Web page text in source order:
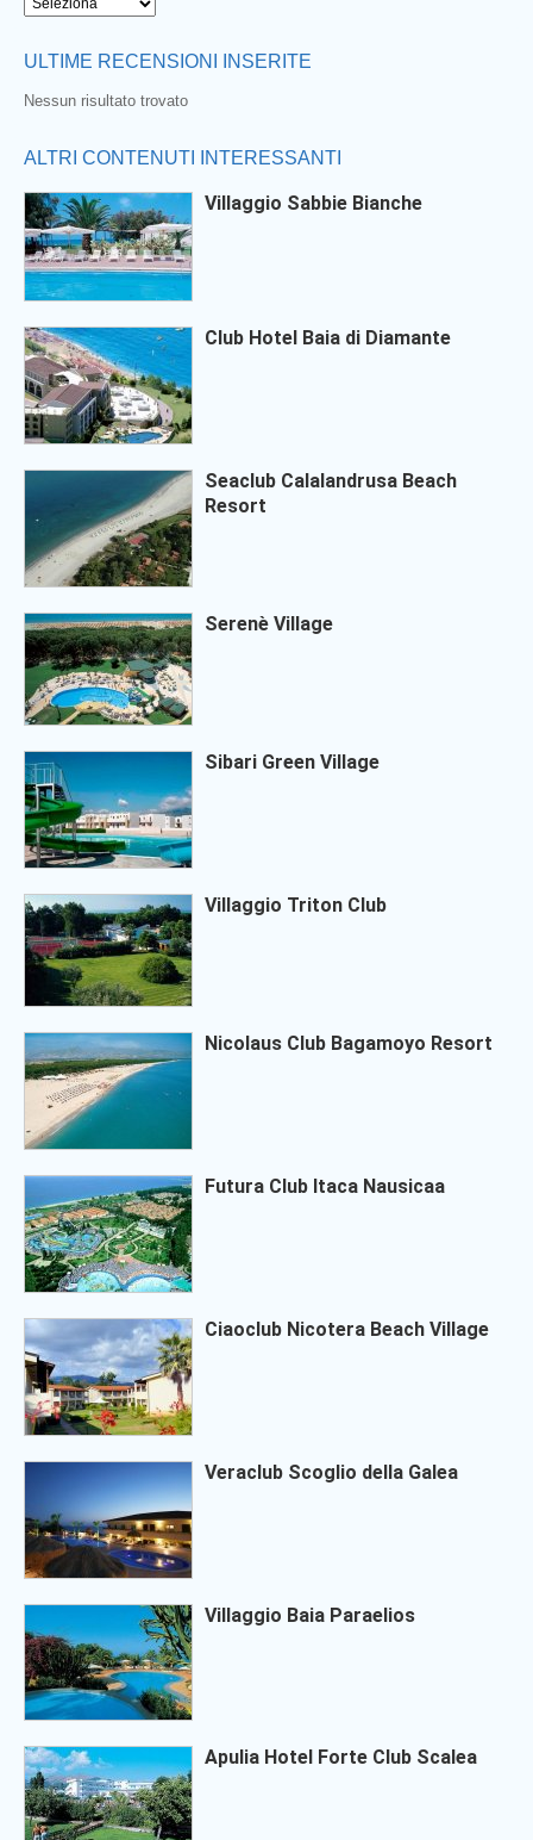
ULTIME RECENSIONI INSERITE
Nessun risultato trovato
ALTRI CONTENUTI INTERESSANTI
Villaggio Sabbie Bianche
Club Hotel Baia di Diamante
Seaclub Calalandrusa Beach
Resort
Serenè Village
Sibari Green Village
Villaggio Triton Club
Nicolaus Club Bagamoyo Resort
Futura Club Itaca Nausicaa
Ciaoclub Nicotera Beach Village
Veraclub Scoglio della Galea
Villaggio Baia Paraelios
Apulia Hotel Forte Club Scalea